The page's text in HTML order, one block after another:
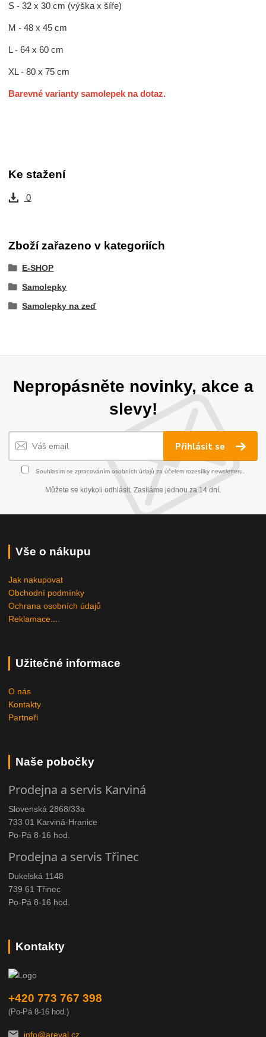
S - 32 x 30 cm (výška x šíře)
M - 48 x 45 cm
L - 64 x 60 cm
XL - 80 x 75 cm
Barevné varianty samolepek na dotaz.
Ke stažení
0
Zboží zařazeno v kategoriích
E-SHOP
Samolepky
Samolepky na zeď
Nepropásněte novinky, akce a
slevy!
Přihlásit se
Souhlasím se zpracováním osobních údajů za účelem rozesílky newsletteru.
Můžete se kdykoli odhlásit. Zasíláme jednou za 14 dní.
Vše o nákupu
Jak nakupovat
Obchodní podmínky
Ochrana osobních údajů
Reklamace....
Užitečné informace
O nás
Kontakty
Partneři
Naše pobočky
Prodejna a servis Karviná
Slovenská 2868/33a
733 01 Karviná-Hranice
Po-Pá 8-16 hod.
Prodejna a servis Třinec
Dukelská 1148
739 61 Třinec
Po-Pá 8-16 hod.
Kontakty
+420 773 767 398
(Po-Pá 8-16 hod.)
info@areval.cz